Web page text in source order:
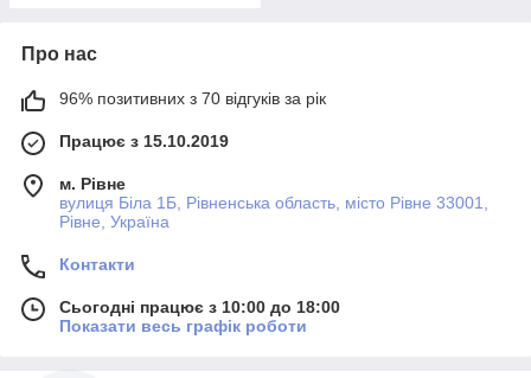
Про нас
96% позитивних з 70 відгуків за рік
Працює з 15.10.2019
м. Рівне
вулиця Біла 1Б, Рівненська область, місто Рівне 33001,
Рівне, Україна
Контакти
Сьогодні працює з 10:00 до 18:00
Показати весь графік роботи